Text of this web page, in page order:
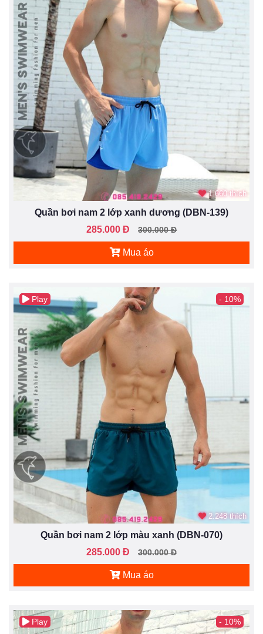
1.660 thích
Quần bơi nam 2 lớp xanh dương (DBN-139)
285.000 Đ
300.000 Đ
Mua áo
- 10%
Play
2.248 thích
Quần bơi nam 2 lớp màu xanh (DBN-070)
285.000 Đ
300.000 Đ
Mua áo
- 10%
Play